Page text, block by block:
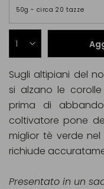
50g ~ circa 20 tazze
Sugli altipiani del
si alzano le
prima di
coltivatore pone
miglior tè verde
richiude
Presentato in un